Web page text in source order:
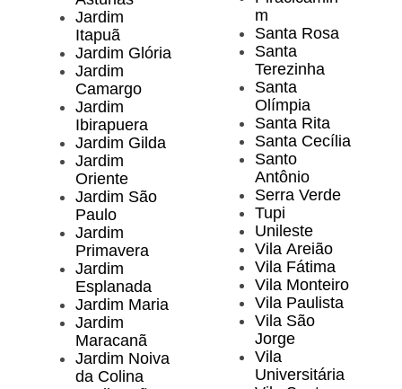
Jardim
Itapuã
Jardim Glória
Jardim
Camargo
Jardim
Ibirapuera
Jardim Gilda
Jardim
Oriente
Jardim São
Paulo
Jardim
Primavera
Jardim
Esplanada
Jardim Maria
Jardim
Maracanã
Jardim Noiva
da Colina
m
Santa Rosa
Santa
Terezinha
Santa
Olímpia
Santa Rita
Santa Cecília
Santo
Antônio
Serra Verde
Tupi
Unileste
Vila Areião
Vila Fátima
Vila Monteiro
Vila Paulista
Vila São
Jorge
Vila
Universitária